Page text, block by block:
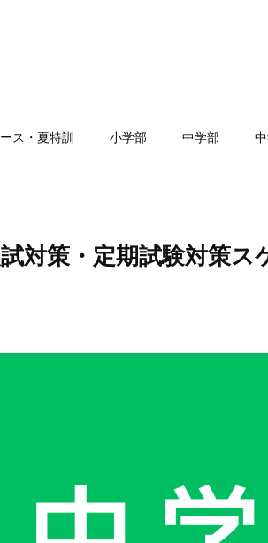
ス・夏特訓 小学部 中学部
試対策・定期試験対策